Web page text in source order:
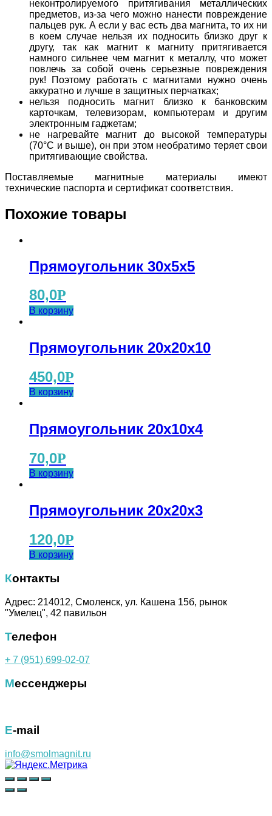
неконтролируемого притягивания металлических
предметов, из-за чего можно нанести повреждение
пальцев рук. А если у вас есть два магнита, то их ни
в коем случае нельзя их подносить близко друг к
другу, так как магнит к магниту притягивается
намного сильнее чем магнит к металлу, что может
повлечь за собой очень серьезные повреждения
рук! Поэтому работать с магнитами нужно очень
аккуратно и лучше в защитных перчатках;
нельзя подносить магнит близко к банковским
карточкам, телевизорам, компьютерам и другим
электронным гаджетам;
не нагревайте магнит до высокой температуры
(70°C и выше), он при этом необратимо теряет свои
притягивающие свойства.
Поставляемые магнитные материалы имеют
технические паспорта и сертификат соответствия.
Похожие товары
Прямоугольник 30х5х5
80,0Р
В корзину
Прямоугольник 20х20х10
450,0Р
В корзину
Прямоугольник 20х10х4
70,0Р
В корзину
Прямоугольник 20х20х3
120,0Р
В корзину
Контакты
Адрес: 214012, Смоленск, ул. Кашена 15б, рынок
"Умелец", 42 павильон
Телефон
+ 7 (951) 699-02-07
Мессенджеры
E-mail
info@smolmagnit.ru